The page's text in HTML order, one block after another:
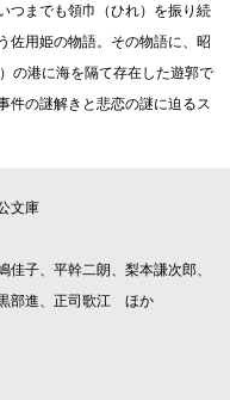
つまでも領巾（ひれ）を振り続
佐用姫の物語。その物語に、昭
の港に海を隔て存在した遊郭で
件の謎解きと悲恋の謎に迫るス
文庫
佳子、平幹二朗、梨本謙次郎、
部進、正司歌江 ほか